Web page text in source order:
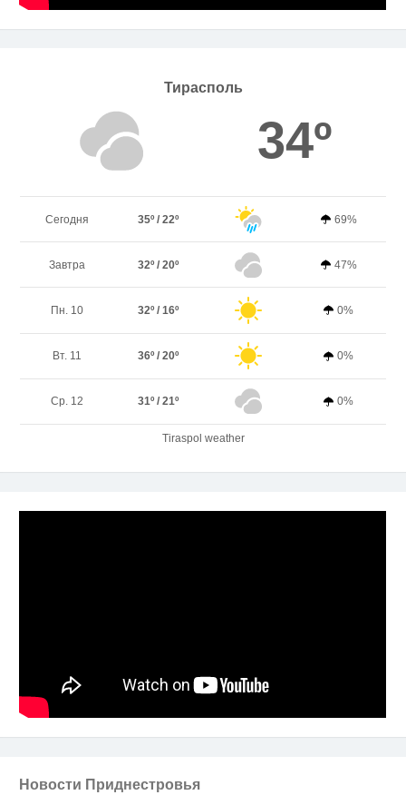
Тирасполь
34º
Сегодня 35º / 22º 69%
Завтра 32º / 20º 47%
Пн. 10 32º / 16º 0%
Вт. 11 36º / 20º 0%
Ср. 12 31º / 21º 0%
Tiraspol weather
Новости Приднестровья